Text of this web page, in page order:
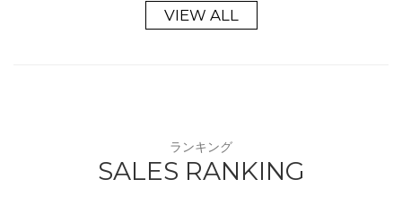
VIEW ALL
ランキング
SALES RANKING